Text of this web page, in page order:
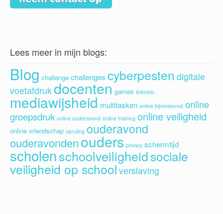
Lees meer in mijn blogs:
Blog challenge challenges cyberpesten digitale
voetafdrukdocenten games linkinbio
mediawijsheid multitasken online bijeenkomst online
groepsdruk online ouderavond online training online veiligheid
online vriendschap opruiing ouderavond
ouderavondenouders privacy schermtijd
scholenschoolveiligheidsociale
veiligheid op school verslaving